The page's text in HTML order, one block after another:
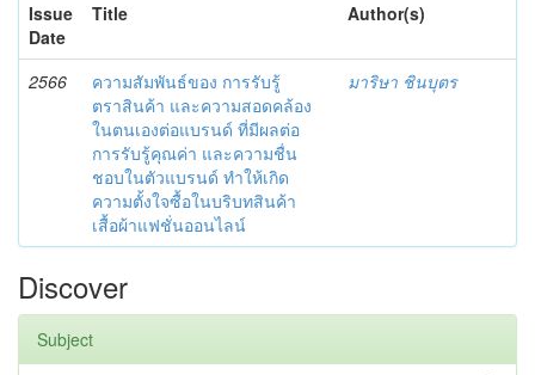
Issue
Date
Title Author(s)
2566
ความสัมพันธ์ของ การรับรู้
ตราสินค้า และความสอดคล้อง
ในตนเองต่อแบรนด์ ที่มีผลต่อ
การรับรู้คุณค่า และความชื่น
ชอบในตัวแบรนด์ ทำให้เกิด
ความตั้งใจซื้อในบริบทสินค้า
เสื้อผ้าแฟชั่นออนไลน์
มาริษา ชินบุตร
Discover
Subject